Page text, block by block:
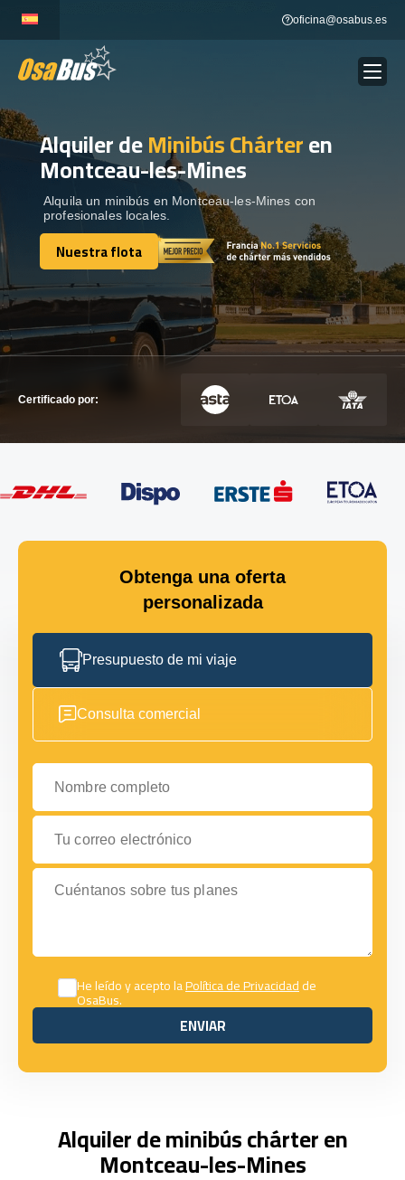
content
oficina@osabus.es
ALQUILER DE AUTOCARES Show dropdown
DESTINOS
RECORRIDAS Show dropdown
Alquiler deMinibús Chárteren
Montceau-les-Mines
Alquila un minibús en Montceau-les-Mines con
profesionales locales.
Nuestra flota
Nuestra flota
Certificado por:
Obtenga una oferta
personalizada
Presupuesto de mi viaje
Consulta comercial
Nombre completo
Tu correo electrónico
Cuéntanos sobre tus planes
He leído y acepto laPolítica de Privacidadde
OsaBus.
ENVIAR
ENVIAR
Alquiler de minibús chárter en
Montceau-les-Mines